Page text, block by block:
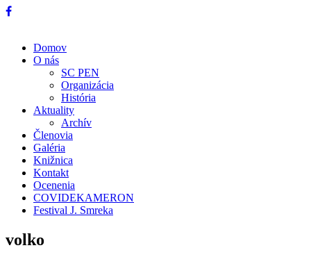
Domov
O nás
SC PEN
Organizácia
História
Aktuality
Archív
Členovia
Galéria
Knižnica
Kontakt
Ocenenia
COVIDEKAMERON
Festival J. Smreka
volko